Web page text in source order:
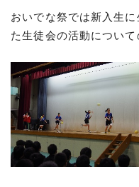
おいでな祭では新入生
た生徒会の活動について